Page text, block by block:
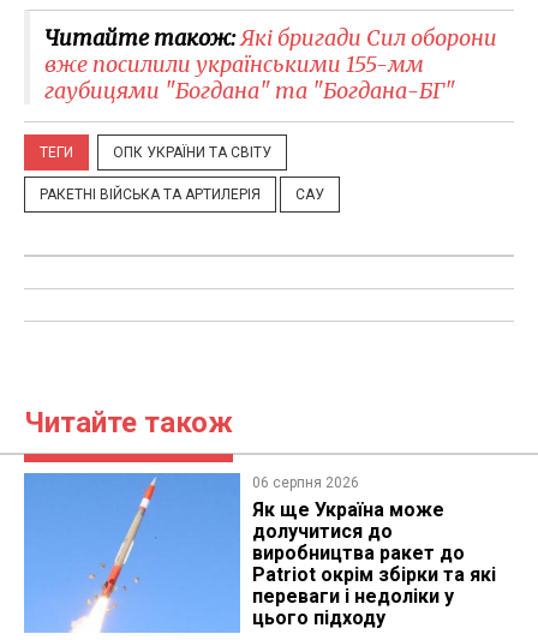
Читайте також:Які бригади Сил оборони
вже посилили українськими 155-мм
гаубицями "Богдана" та "Богдана-БГ"
ТЕГИ ОПК УКРАЇНИ ТА СВІТУ
РАКЕТНІ ВІЙСЬКА ТА АРТИЛЕРІЯ САУ
Читайте також
06 серпня 2026
Як ще Україна може
долучитися до
виробництва ракет до
Patriot окрім збірки та які
переваги і недоліки у
цього підходу